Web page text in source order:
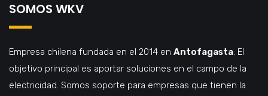
SOMOS WKV
Empresa chilena fundada en el 2014 en Antofagasta. El
objetivo principal es aportar soluciones en el campo de la
electricidad. Somos soporte para empresas que tienen la